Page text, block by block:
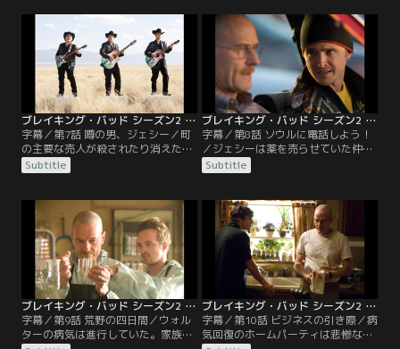
さばく。大がかりな取引はしない。
そしてそれは成功し、多大な成果を
上げた。順調に進む中ある中毒者カ
ップルに薬を盗まれてしまう。ウォ
ルターは強気にその奪還のため銃を
手にする。
カップルから何とか残された薬を取
戻し、最悪の事態は避けることがで
きた。ジェシーはかつての仕事仲間
シュワルツからの治療の資金援助の
申し出を断っていたが…。
ブレイキング・バッド シーズン2 第07話／字幕
字幕／第7話 噂の男、ジェシー／町
の主要な売人が殺されたり消えたり
したことでジェシーに薬を求める客
が増えた。ジェシーは町の大物売人
いる。ウォルターは薬を盗まれた恨
みでジェシーとの仕事を拒否するつ
もりでいたが、そういうわけにはい
かなくなっていた。スカイラーはお
金のこともあり、再就職をする。
Subtitle
ブレイキング・バッド シーズン2 第08話／字幕
字幕／第8話 ソウルに電話しよう！
／ジェシーは薬を売らせていた仲間
バジャーの逮捕の弁護にソウル・グ
ッドマンを雇う。ソウルはしたたか
を密告すれば釈放が可能だとバジャ
ーを説得する。自分たちの名前が出
ることを恐れたウォルターとジェシ
ーはソウルを誘拐する。ソウルはウ
ォルターたちが麻薬密売には実は素
人であることを知り…。
Subtitle
ブレイキング・バッド シーズン2 第09話／字幕
字幕／第9話 荒野の四日間／ウォル
ターの病気は進行していた。家族に
ブレイキング・バッド シーズン2 第10話／字幕
字幕／第10話 ビジネスの引き際／病
気回復のホームパーティは悲惨な終